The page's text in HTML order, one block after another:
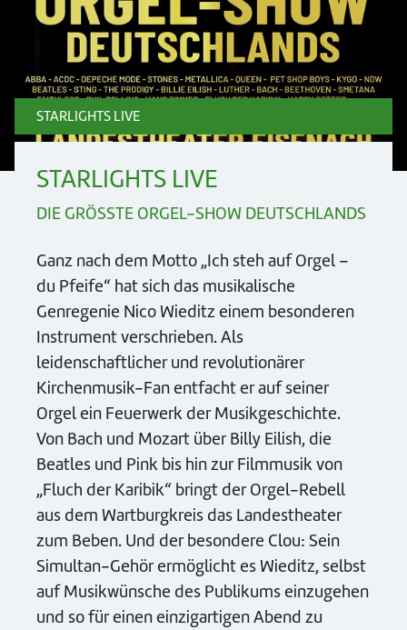
STARLIGHTS LIVE
STARLIGHTS LIVE
DIE GRÖSSTE ORGEL-SHOW DEUTSCHLANDS
Ganz nach dem Motto „Ich steh auf Orgel –
du Pfeife“ hat sich das musikalische
Genregenie Nico Wieditz einem besonderen
Instrument verschrieben. Als
leidenschaftlicher und revolutionärer
Kirchenmusik-Fan entfacht er auf seiner
Orgel ein Feuerwerk der Musikgeschichte.
Von Bach und Mozart über Billy Eilish, die
Beatles und Pink bis hin zur Filmmusik von
„Fluch der Karibik“ bringt der Orgel-Rebell
aus dem Wartburgkreis das Landestheater
zum Beben. Und der besondere Clou: Sein
Simultan-Gehör ermöglicht es Wieditz, selbst
auf Musikwünsche des Publikums einzugehen
und so für einen einzigartigen Abend zu